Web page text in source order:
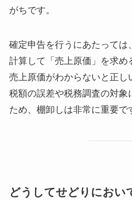
がちです。
確定申告を行うにあたっては
計算して「売上原価」を求め
売上原価がわからないと正し
税額の誤差や税務調査の対象
ため、棚卸しは非常に重要で
どうしてせどりにおい